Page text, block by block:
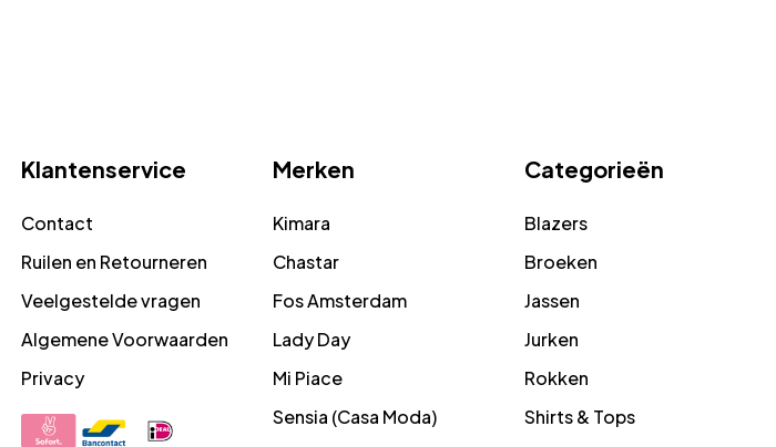
Klantenservice
Contact
Ruilen en Retourneren
Veelgestelde vragen
Algemene Voorwaarden
Privacy
Merken
Kimara
Chastar
Fos Amsterdam
Lady Day
Mi Piace
Sensia (Casa Moda)
Categorieën
Blazers
Broeken
Jassen
Jurken
Rokken
Shirts & Tops